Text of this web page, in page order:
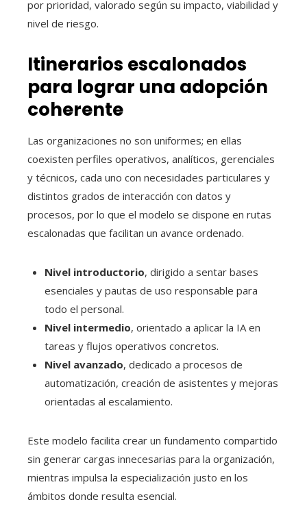
por prioridad, valorado según su impacto, viabilidad y
nivel de riesgo.
Itinerarios escalonados
para lograr una adopción
coherente
Las organizaciones no son uniformes; en ellas
coexisten perfiles operativos, analíticos, gerenciales
y técnicos, cada uno con necesidades particulares y
distintos grados de interacción con datos y
procesos, por lo que el modelo se dispone en rutas
escalonadas que facilitan un avance ordenado.
Nivel introductorio, dirigido a sentar bases
esenciales y pautas de uso responsable para
todo el personal.
Nivel intermedio, orientado a aplicar la IA en
tareas y flujos operativos concretos.
Nivel avanzado, dedicado a procesos de
automatización, creación de asistentes y mejoras
orientadas al escalamiento.
Este modelo facilita crear un fundamento compartido
sin generar cargas innecesarias para la organización,
mientras impulsa la especialización justo en los
ámbitos donde resulta esencial.